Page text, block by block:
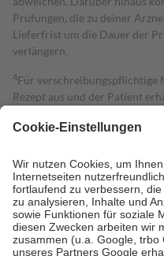
Prüfungen, die zu deiner
Lieferfrist um die Dauer der
verlängern.
4Für verschreibungspflichtige
Rezept aus und der Patient
Kosten dafür, der Versicherte
Grundsätzlich leisten
Prozent des Abgabepreises,
höchstens zehn Euro.Es sind
Kosten der Leistung zu
Diese Regeln gelten
Bei Heilmitteln und